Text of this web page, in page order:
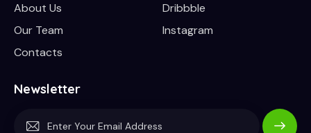
About Us
Our Team
Contacts
Dribbble
Instagram
Newsletter
Subscrib